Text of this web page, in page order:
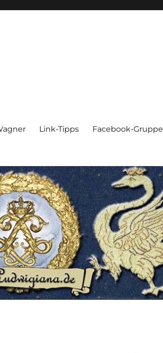
Link-Tipps Facebook-Gruppe